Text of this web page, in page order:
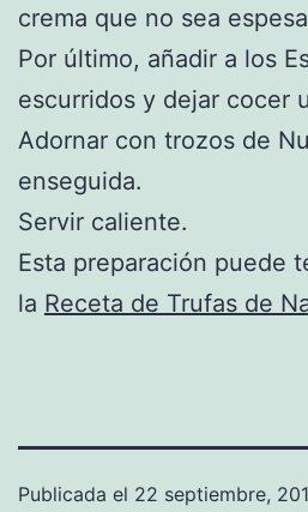
crema que no sea
Por último, añadir a los
escurridos y dejar cocer
Adornar con trozos de
enseguida.
Servir caliente.
Esta preparación puede
la Receta de Trufas de
Publicada el 22 septiembre,